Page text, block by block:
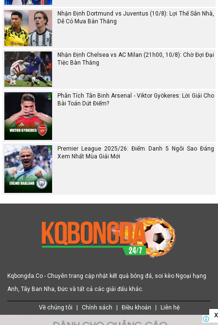
Nhận Định Dortmund vs Juventus (10/8): Lợi Thế Sân Nhà,
Dễ Có Mưa Bàn Thắng
Nhận Định Chelsea vs AC Milan (21h00, 10/8): Chờ Đợi Đại
Tiệc Bàn Thắng
Phân Tích Tân Binh Arsenal - Viktor Gyökeres: Lời Giải Cho
Bài Toán Dứt Điểm?
Premier League 2025/26: Điểm Danh 5 Ngôi Sao Đáng
Xem Nhất Mùa Giải Mới
x
Kqbongda.Co - Chuyên trang cập nhật kết quả bóng đá, soi kèo Ngoại hạng
Anh, Tây Ban Nha, Đức và tất cả các giải đấu khác.
Về chúng tôi Chính sách Điều khoản Liên hệ